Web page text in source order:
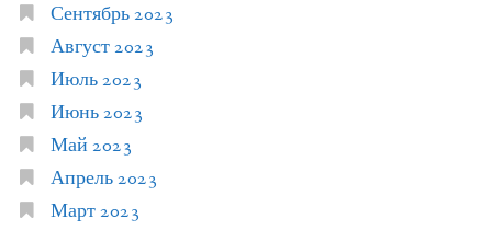
Сентябрь 2023
Август 2023
Июль 2023
Июнь 2023
Май 2023
Апрель 2023
Март 2023